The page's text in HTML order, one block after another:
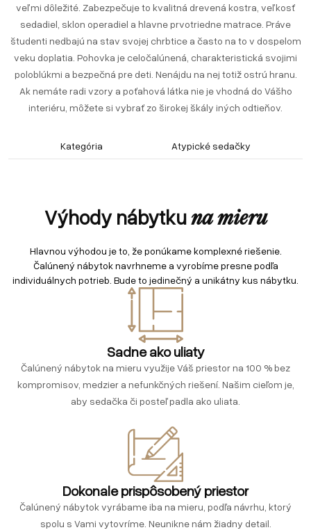
veľmi dôležité. Zabezpečuje to kvalitná drevená kostra, veľkosť
sedadiel, sklon operadiel a hlavne prvotriedne matrace. Práve
študenti nedbajú na stav svojej chrbtice a často na to v dospelom
veku doplatia. Pohovka je celočalúnená, charakteristická svojimi
poloblúkmi a bezpečná pre deti. Nenájdu na nej totiž ostrú hranu.
Ak nemáte radi vzory a poťahová látka nie je vhodná do Vášho
interiéru, môžete si vybrať zo širokej škály iných odtieňov.
Kategória Atypické sedačky
Výhody nábytkuna mieru
Hlavnou výhodou je to, že ponúkame komplexné riešenie.
Čalúnený nábytok navrhneme a vyrobíme presne podľa
individuálnych potrieb. Bude to jedinečný a unikátny kus nábytku.
Sadne ako uliaty
Čalúnený nábytok na mieru využije Váš priestor na 100 % bez
kompromisov, medzier a nefunkčných riešení. Našim cieľom je,
aby sedačka či posteľ padla ako uliata.
Dokonale prispôsobený priestor
Čalúnený nábytok vyrábame iba na mieru, podľa návrhu, ktorý
spolu s Vami vytovríme. Neunikne nám žiadny detail.